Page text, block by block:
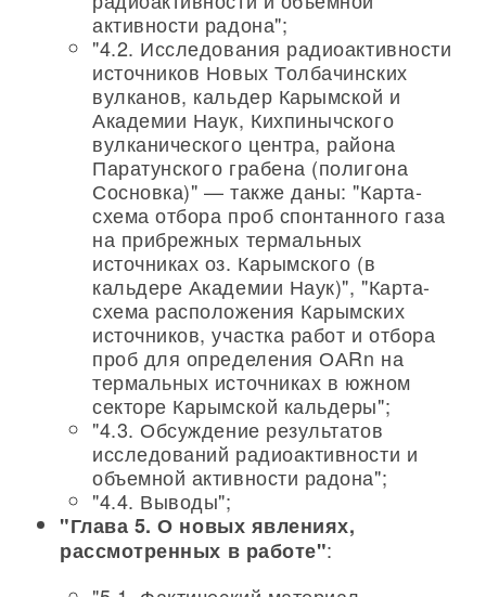
активности радона";
"4.2. Исследования радиоактивности
источников Новых Толбачинских
вулканов, кальдер Карымской и
Академии Наук, Кихпинычского
вулканического центра, района
Паратунского грабена (полигона
Сосновка)" — также даны: "Карта-
схема отбора проб спонтанного газа
на прибрежных термальных
источниках оз. Карымского (в
кальдере Академии Наук)", "Карта-
схема расположения Карымских
источников, участка работ и отбора
проб для определения ОАRn на
термальных источниках в южном
секторе Карымской кальдеры";
"4.3. Обсуждение результатов
исследований радиоактивности и
объемной активности радона";
"4.4. Выводы";
"Глава 5. О новых явлениях,
рассмотренных в работе":